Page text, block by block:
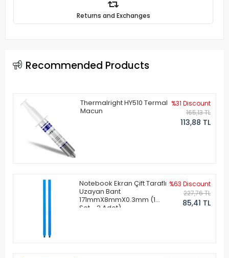
Returns and Exchanges
Recommended Products
Thermalright HY510 Termal
Macun
%31 Discount
165,13 TL
113,88 TL
Notebook Ekran Çift Taraflı
Uzayan Bant
171mmX8mmX0.3mm (1
Set - 2 Adet)
%63 Discount
227,76 TL
85,41 TL